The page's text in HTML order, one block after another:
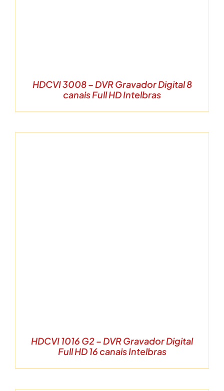
HDCVI 3008 – DVR Gravador Digital 8
canais Full HD Intelbras
HDCVI 1016 G2 – DVR Gravador Digital
Full HD 16 canais Intelbras